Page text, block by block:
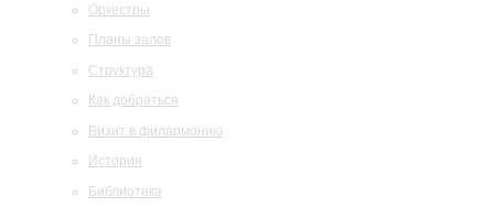
Оркестры
Планы залов
Структура
Как добраться
Визит в филармонию
История
Библиотека